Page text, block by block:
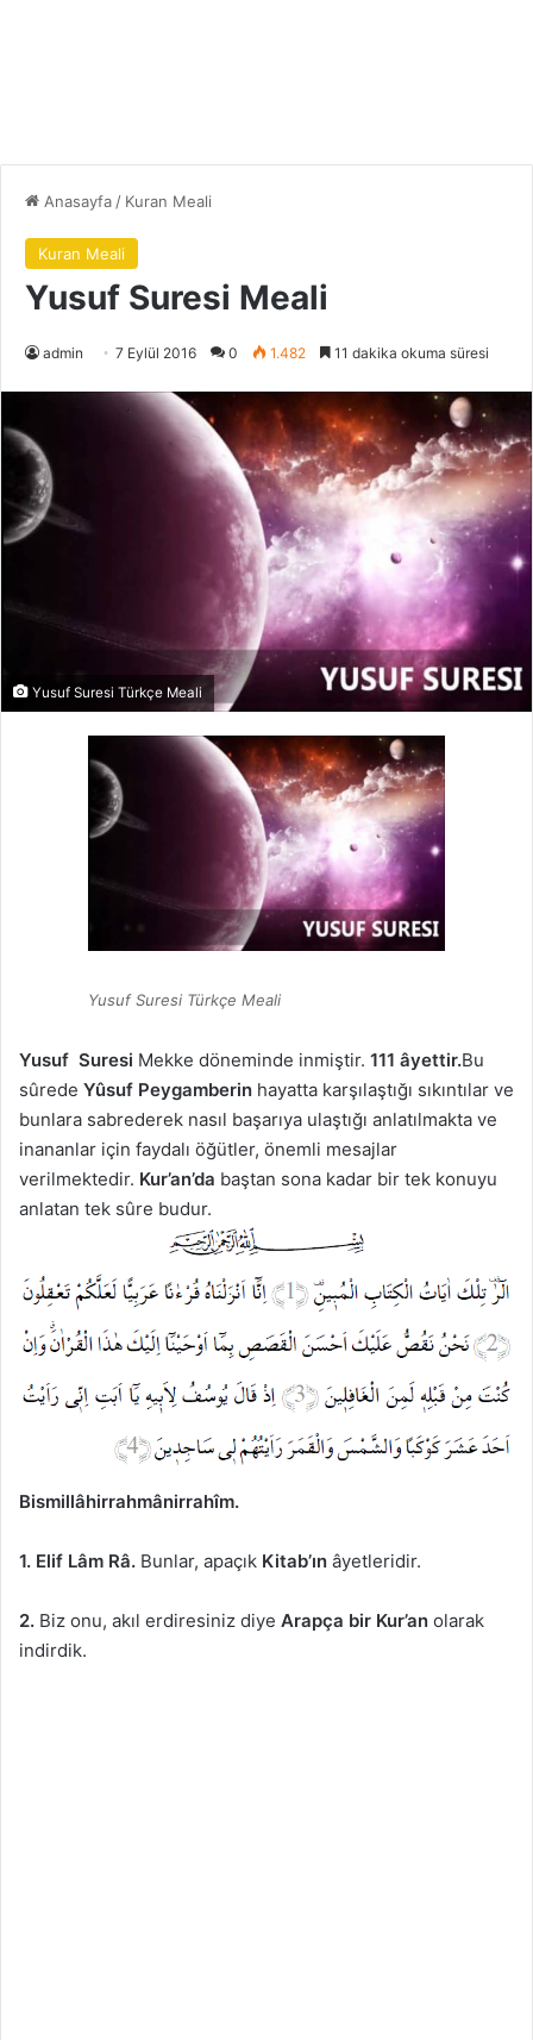
Anasayfa/ Kuran Meali
Kuran Meali
Yusuf Suresi Meali
admin 7 Eylül 2016 0 1.482 11 dakika okuma süresi
Yusuf Suresi Türkçe Meali
Yusuf Suresi Türkçe Meali
Yusuf Suresi Mekke döneminde inmiştir. 111 âyettir.Bu
sûrede Yûsuf Peygamberin hayatta karşılaştığı sıkıntılar ve
bunlara sabrederek nasıl başarıya ulaştığı anlatılmakta ve
inananlar için faydalı öğütler, önemli mesajlar
verilmektedir. Kur’an’da baştan sona kadar bir tek konuyu
anlatan tek sûre budur.
Bismillâhirrahmânirrahîm.
1. Elif Lâm Râ. Bunlar, apaçık Kitab’ın âyetleridir.
2. Biz onu, akıl erdiresiniz diye Arapça bir Kur’an olarak
indirdik.